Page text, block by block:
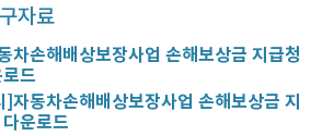
자료
차손해배상보장사업 손해보상금 지급청
드
]자동차손해배상보장사업 손해보상금 지
운로드